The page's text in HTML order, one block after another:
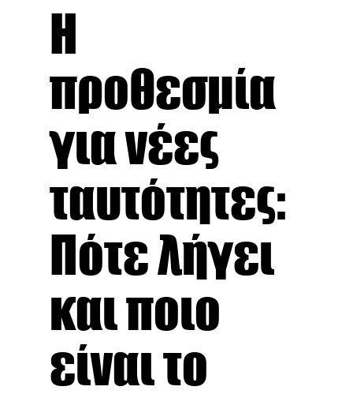
Η
προθεσμία
για νέες
ταυτότητες:
Πότε λήγει
και ποιο
είναι το